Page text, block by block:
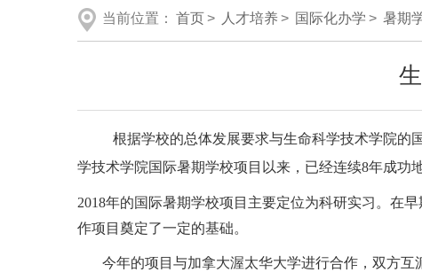
当前位置： 首页> 人才培养> 国际化办学 > 暑期
根据学校的总体发展要求与生命科学技术学院的
学技术学院国际暑期学校项目以来，已经连续8年成功
2018年的国际暑期学校项目主要定位为科研实习。在
作项目奠定了一定的基础。
今年的项目与加拿大渥太华大学进行合作，双方